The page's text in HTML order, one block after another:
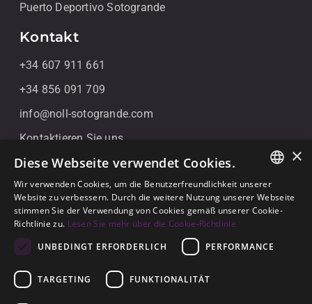
Puerto Deportivo Sotogrande
Kontakt
+34 607 911 661
+34 856 091 709
info@noll-sotogrande.com
Kontaktieren Sie uns
Galerias Paniagua Local 43 Avenida de Paniagua, s/n
11310 Sotogrande, Cádiz
ENGLISH
SPANISH
×
Diese Webseite verwendet Cookies.
Wir verwenden Cookies, um die Benutzerfreundlichkeit unserer
Website zu verbessern. Durch die weitere Nutzung unserer Webseite
stimmen Sie der Verwendung von Cookies gemäß unserer Cookie-
Richtlinie zu. Lesen Sie mehr über die Cookie-Richtlinie
UNBEDINGT ERFORDERLICH
PERFORMANCE
TARGETING FUNKTIONALITÄT